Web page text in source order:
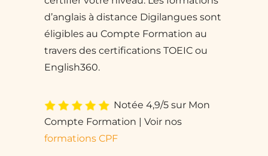
d’anglais à distance Digilangues sont
éligibles au Compte Formation au
travers des certifications TOEIC ou
English360.
Notée 4,9/5 sur Mon
Compte Formation | Voir nos
formations CPF